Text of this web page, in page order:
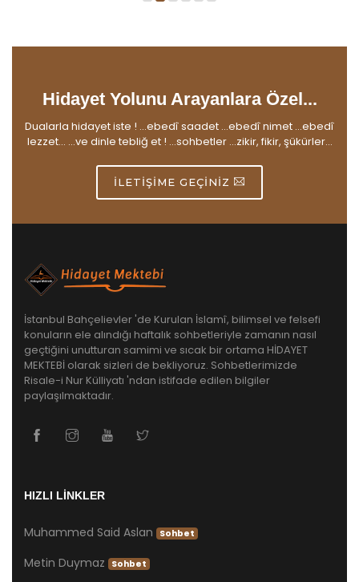
Hidayet Yolunu Arayanlara Özel...
Dualarla hidayet iste ! ...ebedî saadet ...ebedî nimet ...ebedî
lezzet... ...ve dinle tebliğ et ! ...sohbetler ...zikir, fikir, şükürler...
İLETIŞIME GEÇINIZ
İstanbul Bahçelievler 'de Kurulan İslamî, bilimsel ve felsefi
konuların ele alındığı haftalık sohbetleriyle zamanın nasıl
geçtiğini unutturan samimi ve sıcak bir ortama HİDAYET
MEKTEBİ olarak sizleri de bekliyoruz. Sohbetlerimizde
Risale-i Nur Külliyatı 'ndan istifade edilen bilgiler
paylaşılmaktadır.
HIZLI LİNKLER
Muhammed Said Aslan Sohbet
Metin Duymaz Sohbet